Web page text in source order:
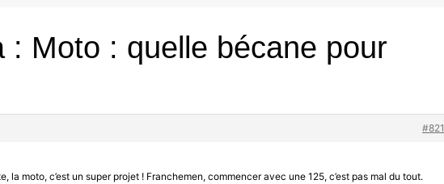
: Moto : quelle bécane pour
#821
la moto, c’est un super projet ! Franchemen, commencer avec une 125, c’est pas mal du tout.